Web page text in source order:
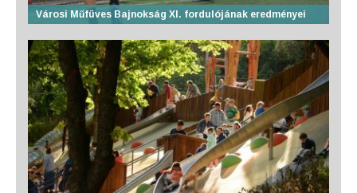
Városi Műfüves Bajnokság XI. fordulójának eredményei